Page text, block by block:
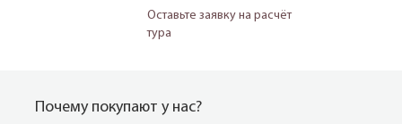
Оставьте заявку на расчёт
тура
Почему покупают у нас?